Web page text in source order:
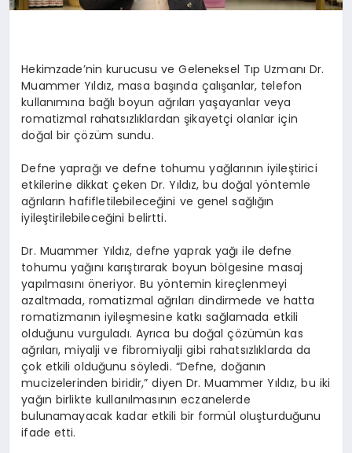
Hekimzade’nin kurucusu ve Geleneksel Tıp Uzmanı Dr.
Muammer Yıldız, masa başında çalışanlar, telefon
kullanımına bağlı boyun ağrıları yaşayanlar veya
romatizmal rahatsızlıklardan şikayetçi olanlar için
doğal bir çözüm sundu.
Defne yaprağı ve defne tohumu yağlarının iyileştirici
etkilerine dikkat çeken Dr. Yıldız, bu doğal yöntemle
ağrıların hafifletilebileceğini ve genel sağlığın
iyileştirilebileceğini belirtti.
Dr. Muammer Yıldız, defne yaprak yağı ile defne
tohumu yağını karıştırarak boyun bölgesine masaj
yapılmasını öneriyor. Bu yöntemin kireçlenmeyi
azaltmada, romatizmal ağrıları dindirmede ve hatta
romatizmanın iyileşmesine katkı sağlamada etkili
olduğunu vurguladı. Ayrıca bu doğal çözümün kas
ağrıları, miyalji ve fibromiyalji gibi rahatsızlıklarda da
çok etkili olduğunu söyledi. “Defne, doğanın
mucizelerinden biridir,” diyen Dr. Muammer Yıldız, bu iki
yağın birlikte kullanılmasının eczanelerde
bulunamayacak kadar etkili bir formül oluşturduğunu
ifade etti.